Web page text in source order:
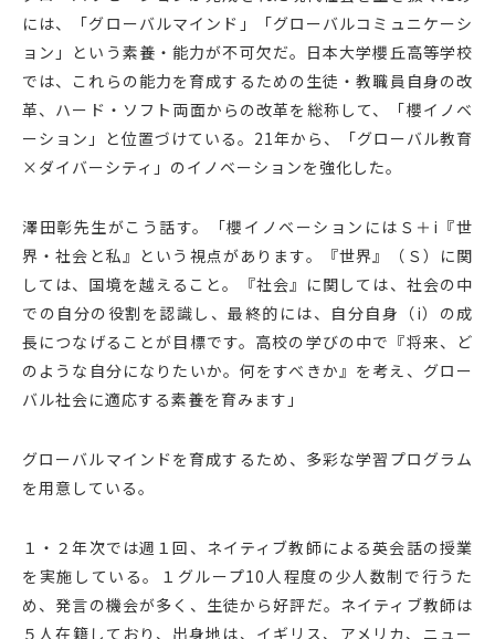
には、「グローバルマインド」「グローバルコミュニケーシ
ョン」という素養・能力が不可欠だ。日本大学櫻丘高等学校
では、これらの能力を育成するための生徒・教職員自身の改
革、ハード・ソフト両面からの改革を総称して、「櫻イノベ
ーション」と位置づけている。21年から、「グローバル教育
×ダイバーシティ」のイノベーションを強化した。
澤田彰先生がこう話す。「櫻イノベーションにはＳ＋i『世
界・社会と私』という視点があります。『世界』（Ｓ）に関
しては、国境を越えること。『社会』に関しては、社会の中
での自分の役割を認識し、最終的には、自分自身（i）の成
長につなげることが目標です。高校の学びの中で『将来、ど
のような自分になりたいか。何をすべきか』を考え、グロー
バル社会に適応する素養を育みます」
グローバルマインドを育成するため、多彩な学習プログラム
を用意している。
１・２年次では週１回、ネイティブ教師による英会話の授業
を実施している。１グループ10人程度の少人数制で行うた
め、発言の機会が多く、生徒から好評だ。ネイティブ教師は
５人在籍しており、出身地は、イギリス、アメリカ、ニュー